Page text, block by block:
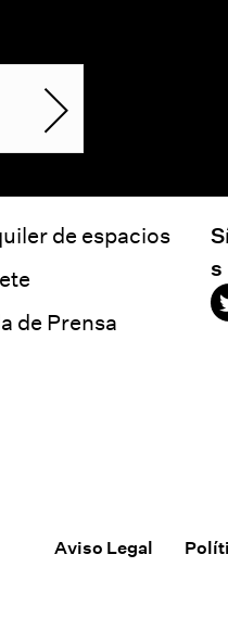
de espacios
de Prensa
s
Aviso Legal